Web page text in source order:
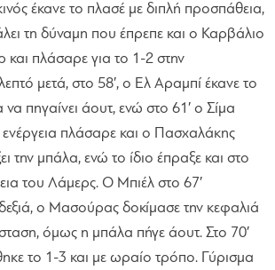
έκανε το πλασέ με διπλή προσπάθεια,
τη δύναμη που έπρεπε και ο Καρβάλιο
και πλάσαρε για το 1-2 στην
μετά, στο 58′, ο Ελ Αραμπί έκανε το
πηγαίνει άουτ, ενώ στο 61′ ο Σίμα
πλάσαρε και ο Πασχαλάκης
την μπάλα, ενώ το ίδιο έπραξε και στο
του Λάμερς. Ο Μπιέλ στο 67′
ο Μασούρας δοκίμασε την κεφαλιά
όμως η μπάλα πήγε άουτ. Στο 70′
το 1-3 και με ωραίο τρόπο. Γύρισμα